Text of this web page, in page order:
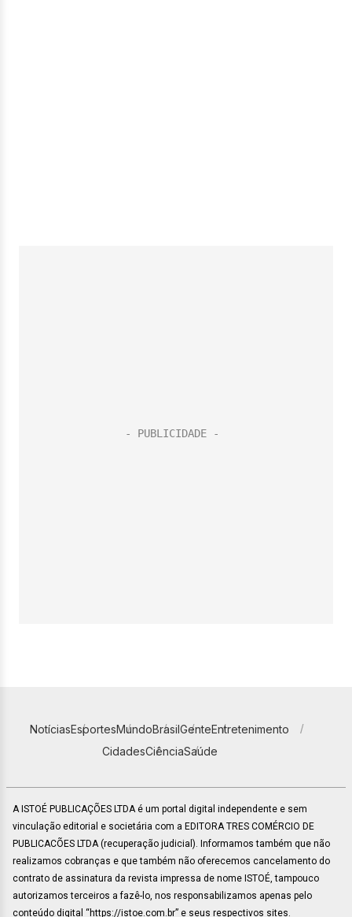
NotíciasEsportesMundoBrasilGenteEntretenimento
CidadesCiênciaSaúde
A ISTOÉ PUBLICAÇÕES LTDA é um portal digital independente e sem
vinculação editorial e societária com a EDITORA TRES COMÉRCIO DE
PUBLICACÕES LTDA (recuperação judicial). Informamos também que não
realizamos cobranças e que também não oferecemos cancelamento do
contrato de assinatura da revista impressa de nome ISTOÉ, tampouco
autorizamos terceiros a fazê-lo, nos responsabilizamos apenas pelo
conteúdo digital “https://istoe.com.br” e seus respectivos sites.